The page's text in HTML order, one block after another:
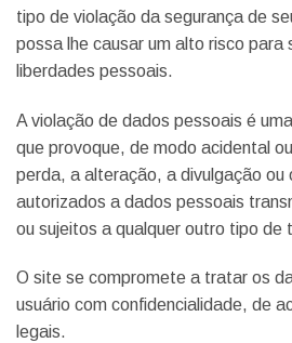
tipo de violação da segurança de
possa lhe causar um alto risco para
liberdades pessoais.
A violação de dados pessoais é
que provoque, de modo acidental
perda, a alteração, a divulgação ou
autorizados a dados pessoais
ou sujeitos a qualquer outro tipo de
O site se compromete a tratar os
usuário com confidencialidade, de
legais.